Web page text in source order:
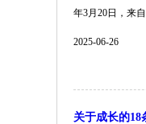
年3月20日，来
2025-06-26
关于成长的18